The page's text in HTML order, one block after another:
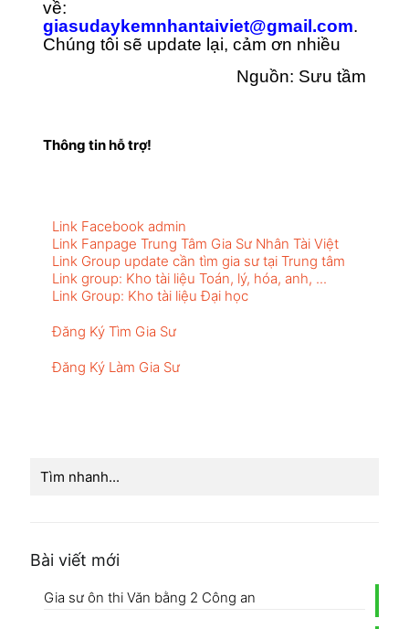
về:
giasudaykemnhantaiviet@gmail.com.
Chúng tôi sẽ update lại, cảm ơn nhiều
Nguồn: Sưu tầm
Thông tin hỗ trợ!
Link Facebook admin
Link Fanpage Trung Tâm Gia Sư Nhân Tài Việt
Link Group update cần tìm gia sư tại Trung tâm
Link group: Kho tài liệu Toán, lý, hóa, anh, ...
Link Group: Kho tài liệu Đại học
Đăng Ký Tìm Gia Sư
Đăng Ký Làm Gia Sư
Bài viết mới
Gia sư ôn thi Văn bằng 2 Công an